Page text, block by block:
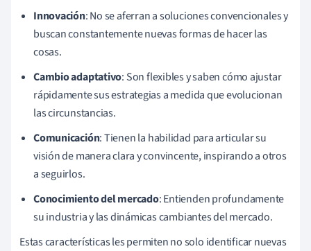
Innovación: No se aferran a soluciones convencionales y
buscan constantemente nuevas formas de hacer las
cosas.
Cambio adaptativo: Son flexibles y saben cómo ajustar
rápidamente sus estrategias a medida que evolucionan
las circunstancias.
Comunicación: Tienen la habilidad para articular su
visión de manera clara y convincente, inspirando a otros
a seguirlos.
Conocimiento del mercado: Entienden profundamente
su industria y las dinámicas cambiantes del mercado.
Estas características les permiten no solo identificar nuevas